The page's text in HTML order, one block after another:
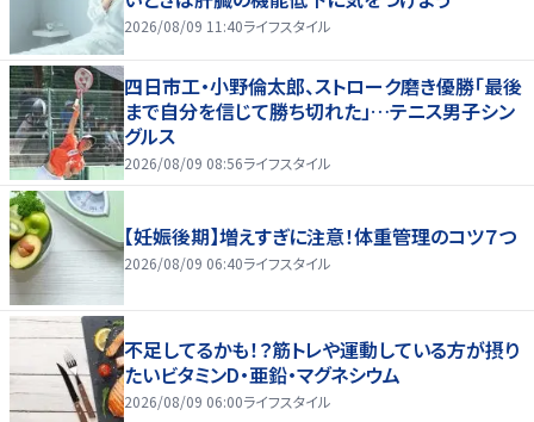
2026/08/09 11:40ライフスタイル
四日市工・小野倫太郎、ストローク磨き優勝「最後
まで自分を信じて勝ち切れた」…テニス男子シン
グルス
2026/08/09 08:56ライフスタイル
【妊娠後期】増えすぎに注意！体重管理のコツ７つ
2026/08/09 06:40ライフスタイル
不足してるかも！？筋トレや運動している方が摂り
たいビタミンD・亜鉛・マグネシウム
2026/08/09 06:00ライフスタイル